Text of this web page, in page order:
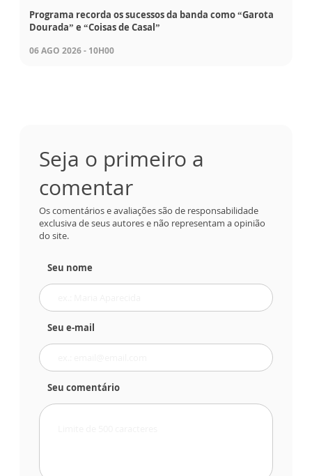
Programa recorda os sucessos da banda como “Garota
Dourada” e “Coisas de Casal”
06 AGO 2026 - 10H00
Seja o primeiro a
comentar
Os comentários e avaliações são de responsabilidade
exclusiva de seus autores e não representam a opinião
do site.
Seu nome
Seu e-mail
Seu comentário